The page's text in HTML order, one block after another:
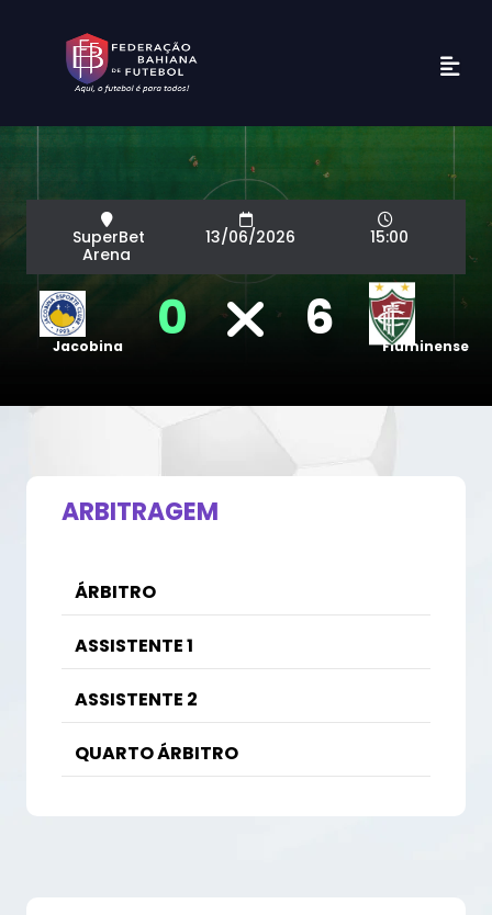
SuperBet
Arena
13/06/2026 15:00
Jacobina 0 6 Fluminense
ARBITRAGEM
ÁRBITRO
ASSISTENTE 1
ASSISTENTE 2
QUARTO ÁRBITRO